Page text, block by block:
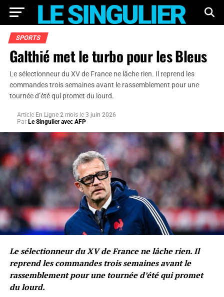
SPORTS
Galthié met le turbo pour les Bleus
Le sélectionneur du XV de France ne lâche rien. Il reprend les
commandes trois semaines avant le rassemblement pour une
tournée d’été qui promet du lourd.
Article En Ligne 2 mois le 3 juin 2026
Par Le Singulier avec AFP
Le sélectionneur du XV de France ne lâche rien. Il
reprend les commandes trois semaines avant le
rassemblement pour une tournée d’été qui promet
du lourd.